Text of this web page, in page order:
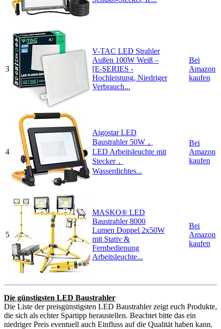
3
V-TAC LED Strahler
Außen 100W Weiß –
[E-SERIES -
Hochleistung, Niedriger
Verbrauch...
Bei
Amazon
kaufen
4
Aigostar LED
Baustrahler 50W，
LED Arbeitsleuchte mit
Stecker，
Wasserdichtes...
Bei
Amazon
kaufen
5
MASKO® LED
Baustrahler 8000
Lumen Doppel 2x50W
mit Stativ &
Fernbedienung
Arbeitsleuchte...
Bei
Amazon
kaufen
Die günstigsten LED Baustrahler
Die Liste der preisgünstigsten LED Baustrahler zeigt euch Produkte,
die sich als echter Spartipp heraustellen. Beachtet bitte das ein
niedriger Preis eventuell auch Einfluss auf die Qualität haben kann.